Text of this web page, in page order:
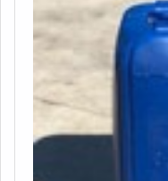
uma estrutura com:
são realizadas as
atender todas as
automatizados. Tudo
osmose reversa de
custo-benefício.
osmose reversa de
se buscar uma